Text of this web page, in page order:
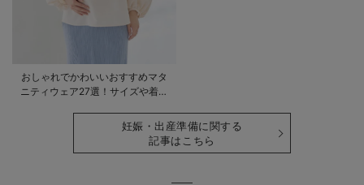
おしゃれでかわいいおすすめマタ
ニティウェア27選！サイズや着る
妊娠・出産準備に関する
記事はこちら